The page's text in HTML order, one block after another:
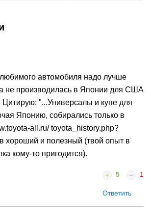
автомобиля надо лучше
не производилась в Японии для США
Цитирую: "...Универсалы и купе для
Японию, собирались только в
all.ru/ toyota_history.php?
хороший и полезный (твой опыт в
кому-то пригодится).
5 1
Ответить